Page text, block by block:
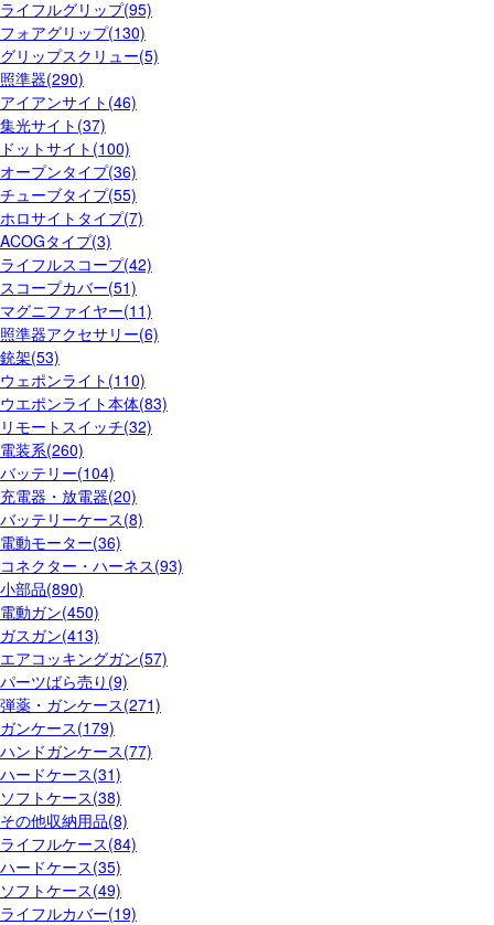
ライフルグリップ(95)
フォアグリップ(130)
グリップスクリュー(5)
照準器(290)
アイアンサイト(46)
集光サイト(37)
ドットサイト(100)
オープンタイプ(36)
チューブタイプ(55)
ホロサイトタイプ(7)
ACOGタイプ(3)
ライフルスコープ(42)
スコープカバー(51)
マグニファイヤー(11)
照準器アクセサリー(6)
銃架(53)
ウェポンライト(110)
ウエポンライト本体(83)
リモートスイッチ(32)
電装系(260)
バッテリー(104)
充電器・放電器(20)
バッテリーケース(8)
電動モーター(36)
コネクター・ハーネス(93)
小部品(890)
電動ガン(450)
ガスガン(413)
エアコッキングガン(57)
パーツばら売り(9)
弾薬・ガンケース(271)
ガンケース(179)
ハンドガンケース(77)
ハードケース(31)
ソフトケース(38)
その他収納用品(8)
ライフルケース(84)
ハードケース(35)
ソフトケース(49)
ライフルカバー(19)